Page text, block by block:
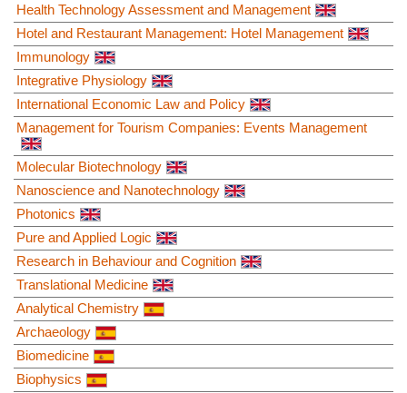
Health Technology Assessment and Management
Hotel and Restaurant Management: Hotel Management
Immunology
Integrative Physiology
International Economic Law and Policy
Management for Tourism Companies: Events Management
Molecular Biotechnology
Nanoscience and Nanotechnology
Photonics
Pure and Applied Logic
Research in Behaviour and Cognition
Translational Medicine
Analytical Chemistry
Archaeology
Biomedicine
Biophysics